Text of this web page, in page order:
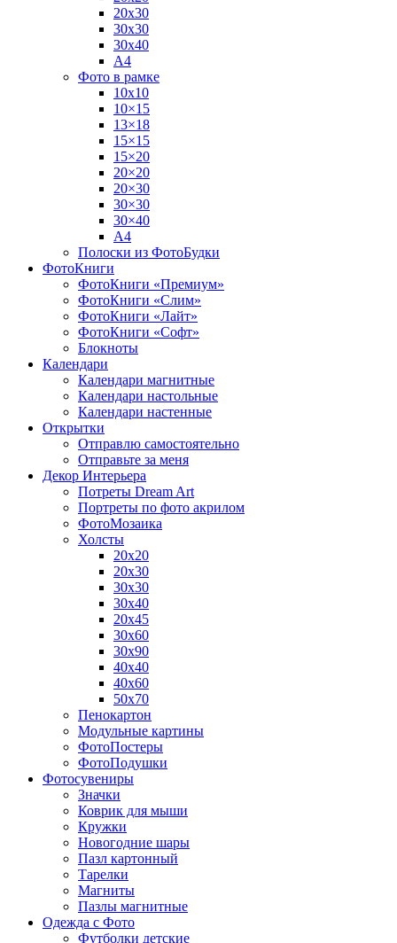
20х30
30х30
30х40
А4
Фото в рамке
10х10
10×15
13×18
15×15
15×20
20×20
20×30
30×30
30×40
A4
Полоски из ФотоБудки
ФотоКниги
ФотоКниги «Премиум»
ФотоКниги «Слим»
ФотоКниги «Лайт»
ФотоКниги «Софт»
Блокноты
Календари
Календари магнитные
Календари настольные
Календари настенные
Открытки
Отправлю самостоятельно
Отправьте за меня
Декор Интерьера
Потреты Dream Art
Портреты по фото акрилом
ФотоМозаика
Холсты
20х20
20х30
30х30
30х40
20х45
30х60
30х90
40х40
40х60
50х70
Пенокартон
Модульные картины
ФотоПостеры
ФотоПодушки
Фотоcувениры
Значки
Коврик для мыши
Кружки
Новогодние шары
Пазл картонный
Тарелки
Магниты
Пазлы магнитные
Одежда с Фото
Футболки детские